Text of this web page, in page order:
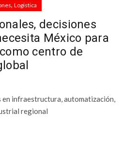
, Logistica
decisiones
México para
centro de
en infraestructura, automatización,
regional